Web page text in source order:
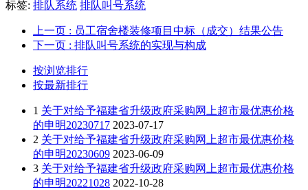
标签: 排队系统 排队叫号系统
上一页 : 员工宿舍楼装修项目中标（成交）结果公告
下一页 : 排队叫号系统的实现与构成
按浏览排行
按最新排行
1 关于对给予福建省升级政府采购网上超市最优惠价格
的申明20230717 2023-07-17
2 关于对给予福建省升级政府采购网上超市最优惠价格
的申明20230609 2023-06-09
3 关于对给予福建省升级政府采购网上超市最优惠价格
的申明20221028 2022-10-28